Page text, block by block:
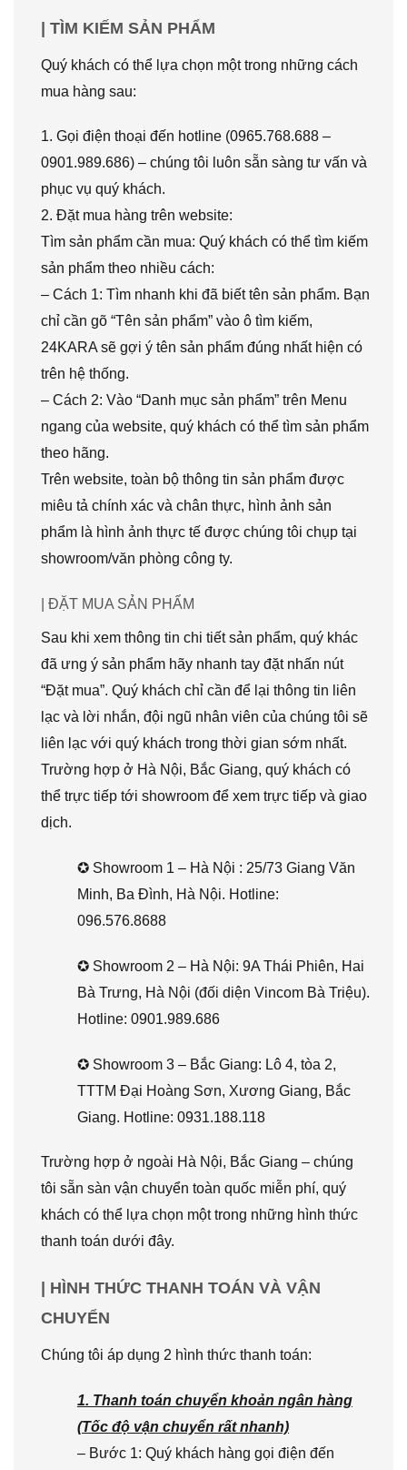
| TÌM KIẾM SẢN PHẨM
Quý khách có thể lựa chọn một trong những cách
mua hàng sau:
1. Gọi điện thoại đến hotline (0965.768.688 –
0901.989.686) – chúng tôi luôn sẵn sàng tư vấn và
phục vụ quý khách.
2. Đặt mua hàng trên website:
Tìm sản phẩm cần mua: Quý khách có thể tìm kiếm
sản phẩm theo nhiều cách:
– Cách 1: Tìm nhanh khi đã biết tên sản phẩm. Bạn
chỉ cần gõ “Tên sản phẩm” vào ô tìm kiếm,
24KARA sẽ gợi ý tên sản phẩm đúng nhất hiện có
trên hệ thống.
– Cách 2: Vào “Danh mục sản phẩm” trên Menu
ngang của website, quý khách có thể tìm sản phẩm
theo hãng.
Trên website, toàn bộ thông tin sản phẩm được
miêu tả chính xác và chân thực, hình ảnh sản
phẩm là hình ảnh thực tế được chúng tôi chụp tại
showroom/văn phòng công ty.
| ĐẶT MUA SẢN PHẨM
Sau khi xem thông tin chi tiết sản phẩm, quý khác
đã ưng ý sản phẩm hãy nhanh tay đặt nhấn nút
“Đặt mua”. Quý khách chỉ cần để lại thông tin liên
lạc và lời nhắn, đội ngũ nhân viên của chúng tôi sẽ
liên lạc với quý khách trong thời gian sớm nhất.
Trường hợp ở Hà Nội, Bắc Giang, quý khách có
thể trực tiếp tới showroom để xem trực tiếp và giao
dịch.
✪ Showroom 1 – Hà Nội : 25/73 Giang Văn
Minh, Ba Đình, Hà Nội. Hotline:
096.576.8688
✪ Showroom 2 – Hà Nội: 9A Thái Phiên, Hai
Bà Trưng, Hà Nội (đối diện Vincom Bà Triệu).
Hotline: 0901.989.686
✪ Showroom 3 – Bắc Giang: Lô 4, tòa 2,
TTTM Đại Hoàng Sơn, Xương Giang, Bắc
Giang. Hotline: 0931.188.118
Trường hợp ở ngoài Hà Nội, Bắc Giang – chúng
tôi sẵn sàn vận chuyển toàn quốc miễn phí, quý
khách có thể lựa chọn một trong những hình thức
thanh toán dưới đây.
| HÌNH THỨC THANH TOÁN VÀ VẬN
CHUYỂN
Chúng tôi áp dụng 2 hình thức thanh toán:
1. Thanh toán chuyển khoản ngân hàng
(Tốc độ vận chuyển rất nhanh)
– Bước 1: Quý khách hàng gọi điện đến